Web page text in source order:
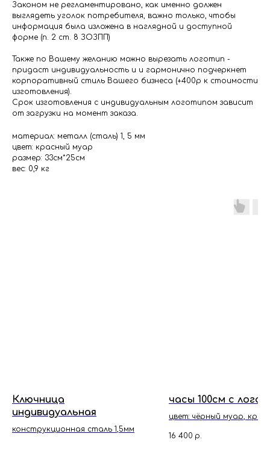
Законом не регламентировано, как именно должен
выглядеть уголок потребителя, важно только, чтобы
информация была изложена в наглядной и доступной
форме (п. 2 ст. 8 ЗОЗПП)
Также по Вашему желанию можно вырезать логотип -
придаст индивидуальность и и гармонично подчеркнет
корпоративный стиль Вашего бизнеса (+400р к стоимости
изготовления).
Срок изготовления с индивидуальным логотипом зависит
от загрузки на момент заказа.
материал: металл (сталь) 1, 5 мм
цвет: красный муар
размер: 33см*25см
вес: 0,9 кг
Ключница
индивидуальная
конструкционная сталь 1,5мм
часы 100см с
цвет: чёрный муар,
16 400 р.